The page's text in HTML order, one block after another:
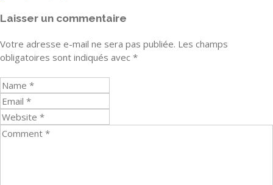
Laisser un commentaire
Votre adresse e-mail ne sera pas publiée. Les champs
obligatoires sont indiqués avec *